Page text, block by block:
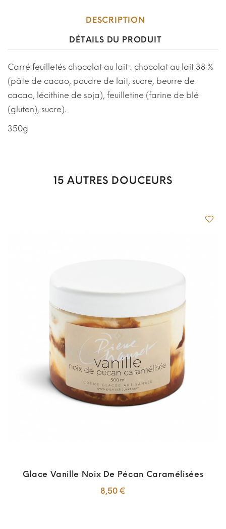
DESCRIPTION
DÉTAILS DU PRODUIT
Carré feuilletés chocolat au lait : chocolat au lait 38 %
(pâte de cacao, poudre de lait, sucre, beurre de
cacao, lécithine de soja), feuilletine (farine de blé
(gluten), sucre).
350g
15 AUTRES DOUCEURS
Glace Vanille Noix De Pécan Caramélisées
Prix
8,50 €